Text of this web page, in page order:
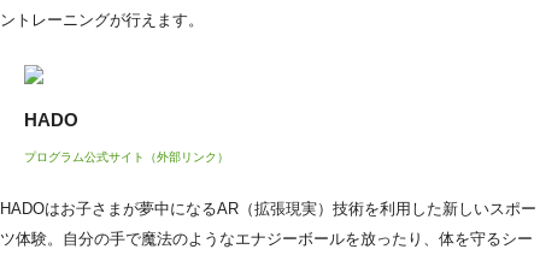
ントレーニングが行えます。
HADO
プログラム公式サイト（外部リンク）
HADOはお子さまが夢中になるAR（拡張現実）技術を利用した新しいスポー
ツ体験。自分の手で魔法のようなエナジーボールを放ったり、体を守るシー